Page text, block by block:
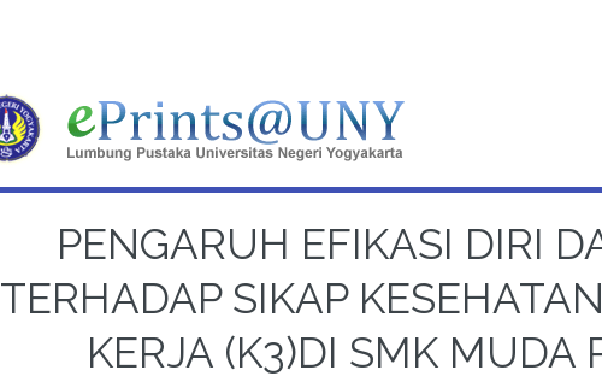
PENGARUH EFIKASI DIRI
TERHADAP SIKAP
KERJA (K3)DI SMK MUDA